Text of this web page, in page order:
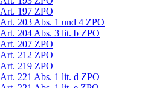
Art. 197 ZPO
Art. 203 Abs. 1 und 4 ZPO
Art. 204 Abs. 3 lit. b ZPO
Art. 207 ZPO
Art. 212 ZPO
Art. 219 ZPO
Art. 221 Abs. 1 lit. d ZPO